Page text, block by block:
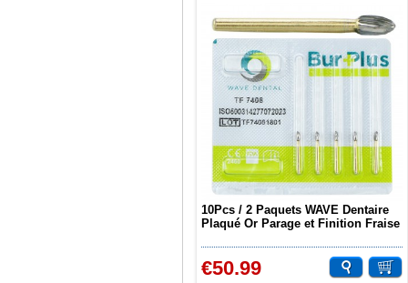
10Pcs / 2 Paquets WAVE Dentaire
Plaqué Or Parage et Finition Fraise
€50.99